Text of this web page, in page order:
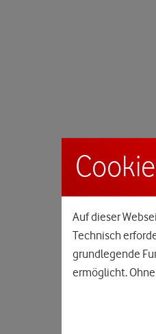
Auf dieser
Technisch
grundlegende
ermöglicht.